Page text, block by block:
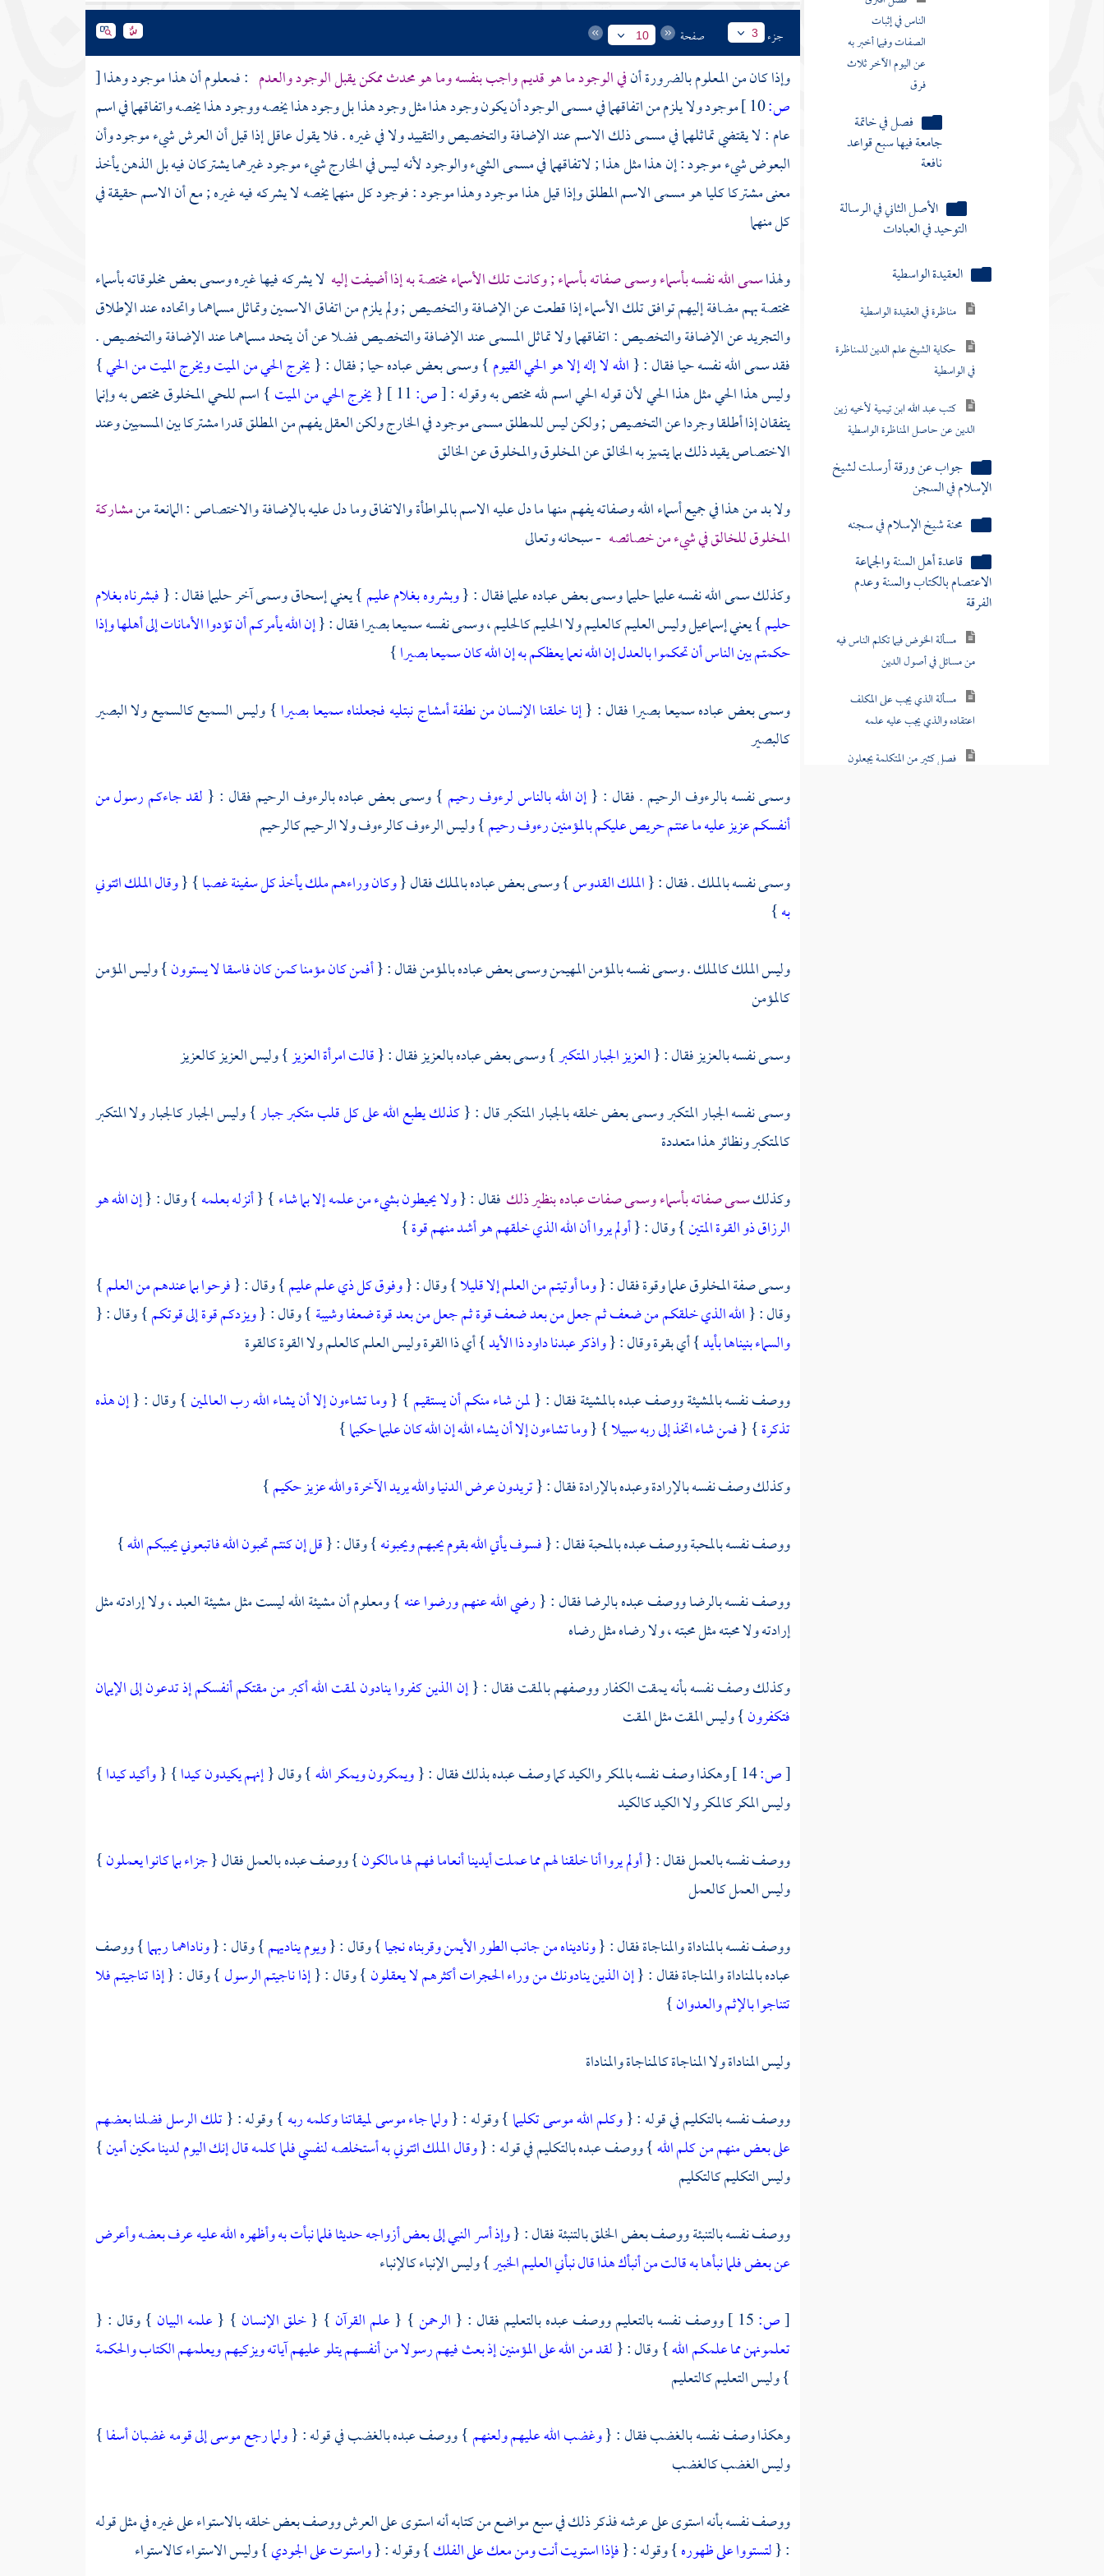
الناس في إثبات
الصفات وفيما أخبر به
عن اليوم الآخر ثلاث
فرق
فصل في خاتمة
جامعة فيها سبع قواعد
نافعة
الأصل الثاني في الرسالة
التوحيد في العبادات
العقيدة الواسطية
مناظرة في العقيدة الواسطية
حكاية الشيخ علم الدين للمناظرة
في الواسطية
كتب عبد الله ابن تيمية لأخيه زين
الدين عن حاصل المناظرة الواسطية
جواب عن ورقة أرسلت لشيخ
الإسلام في السجن
محنة شيخ الإسلام في سجنه
قاعدة أهل السنة والجماعة
الاعتصام بالكتاب والسنة وعدم
الفرقة
مسألة الخوض فيما تكلم الناس فيه
من مسائل في أصول الدين
مسألة الذي يجب على المكلف
اعتقاده والذي يجب عليه علمه
فصل كثير من المتكلمة يجعلون
العقل وحده أصل علمهم
جزء 3 صفحة 10
وإذا كان من المعلوم بالضرورة أنفي الوجود ما هو قديم واجب بنفسه وما هو محدث ممكن يقبل الوجود والعدم : فمعلوم أن هذا موجود وهذا[
ص:
موجود ولا يلزم من اتفاقهما في مسمى الوجود أن يكون وجود هذا مثل وجود هذا بل وجود هذا يخصه ووجود هذا يخصه واتفاقهما في اسم
عام : لا يقتضي تماثلهما في مسمى ذلك الاسم عند الإضافة والتخصيص والتقييد ولا في غيره . فلا يقول عاقل إذا قيل أن العرش شيء موجود وأن
البعوض شيء موجود : إن هذا مثل هذا ; لاتفاقهما في مسمى الشيء والوجود لأنه ليس في الخارج شيء موجود غيرهما يشتركان فيه بل الذهن يأخذ
معنى مشتركا كليا هو مسمى الاسم المطلق وإذا قيل هذا موجود وهذا موجود : فوجود كل منهما يخصه لا يشركه فيه غيره ; مع أن الاسم حقيقة في
كل منهما
ولهذاسمى الله نفسه بأسماء وسمى صفاته بأسماء ; وكانت تلك الأسماء مختصة به إذا أضيفت إليه لا يشركه فيها غيره وسمى بعض مخلوقاته بأسماء
مختصة بهم مضافة إليهم توافق تلك الأسماء إذا قطعت عن الإضافة والتخصيص ; ولم يلزم من اتفاق الاسمين وتماثل مسماهما واتحاده عند الإطلاق
والتجريد عن الإضافة والتخصيص : اتفاقهما ولا تماثل المسمى عند الإضافة والتخصيص فضلا عن أن يتحد مسماهما عند الإضافة والتخصيص .
فقد سمى الله نفسه حيا فقال : {الله لا إله إلا هو الحي القيوم} وسمى بعض عباده حيا ; فقال : {يخرج الحي من الميت ويخرج الميت من الحي}
وليس هذا الحي مثل هذا الحي لأن قوله الحي اسم لله مختص به وقوله :[ص: {يخرج الحي من الميت} اسم للحي المخلوق مختص به وإنما
يتفقان إذا أطلقا وجردا عن التخصيص ; ولكن ليس للمطلق مسمى موجود في الخارج ولكن العقل يفهم من المطلق قدرا مشتركا بين المسميين وعند
الاختصاص يقيد ذلك بما يتميز به الخالق عن المخلوق والمخلوق عن الخالق
ولا بد من هذا في جميع أسماء الله وصفاته يفهم منها ما دل عليه الاسم بالمواطأة والاتفاق وما دل عليه بالإضافة والاختصاص : المانعة منمشاركة
المخلوق للخالق في شيء من خصائصه - سبحانه وتعالى
وكذلك سمى الله نفسه عليما حليما وسمى بعض عباده عليما فقال : {وبشروه بغلام عليم} يعنيإسحاقوسمى آخر حليما فقال : {فبشرناه بغلام
حليم} يعنيإسماعيلوليس العليم كالعليم ولا الحليم كالحليم ، وسمى نفسه سميعا بصيرا فقال : {إن الله يأمركم أن تؤدوا الأمانات إلى أهلها وإذا
حكمتم بين الناس أن تحكموا بالعدل إن الله نعما يعظكم به إن الله كان سميعا بصيرا}
وسمى بعض عباده سميعا بصيرا فقال : {إنا خلقنا الإنسان من نطفة أمشاج نبتليه فجعلناه سميعا بصيرا} وليس السميع كالسميع ولا البصير
كالبصير
وسمى نفسه بالرءوف الرحيم . فقال : {إن الله بالناس لرءوف رحيم } وسمى بعض عباده بالرءوف الرحيم فقال : {لقد جاءكم رسول من
أنفسكم عزيز عليه ما عنتم حريص عليكم بالمؤمنين رءوف رحيم} وليس الرءوف كالرءوف ولا الرحيم كالرحيم
وسمى نفسه بالملك . فقال : {الملك القدوس} وسمى بعض عباده بالملك فقال {وكان وراءهم ملك يأخذ كل سفينة غصبا} {وقال الملك ائتوني
به}
وليس الملك كالملك . وسمى نفسه بالمؤمن المهيمن وسمى بعض عباده بالمؤمن فقال : {أفمن كان مؤمنا كمن كان فاسقا لا يستوون} وليس المؤمن
كالمؤمن
وسمى نفسه بالعزيز فقال : {العزيز الجبار المتكبر} وسمى بعض عباده بالعزيز فقال : {قالت امرأة العزيز} وليس العزيز كالعزيز
وسمى نفسه الجبار المتكبر وسمى بعض خلقه بالجبار المتكبر قال : {كذلك يطبع الله على كل قلب متكبر جبار} وليس الجبار كالجبار ولا المتكبر
كالمتكبر ونظائر هذا متعددة
وكذلكسمى صفاته بأسماء وسمى صفات عباده بنظير ذلك فقال : {ولا يحيطون بشيء من علمه إلا بما شاء} {أنزله بعلمه} وقال : {إن الله هو
الرزاق ذو القوة المتين} وقال : {أولم يروا أن الله الذي خلقهم هو أشد منهم قوة}
وسمى صفة المخلوق علما وقوة فقال : {وما أوتيتم من العلم إلا قليلا} وقال : {وفوق كل ذي علم عليم} وقال : {فرحوا بما عندهم من العلم}
وقال : {الله الذي خلقكم من ضعف ثم جعل من بعد ضعف قوة ثم جعل من بعد قوة ضعفا وشيبة} وقال : {ويزدكم قوة إلى قوتكم} وقال : {
والسماء بنيناها بأيد} أي بقوة وقال : {واذكر عبدنا داود ذا الأيد} أي ذا القوة وليس العلم كالعلم ولا القوة كالقوة
ووصف نفسه بالمشيئة ووصف عبده بالمشيئة فقال : {لمن شاء منكم أن يستقيم} {وما تشاءون إلا أن يشاء الله رب العالمين} وقال : {إن هذه
تذكرة} {فمن شاء اتخذ إلى ربه سبيلا} {وما تشاءون إلا أن يشاء الله إن الله كان عليما حكيما}
وكذلك وصف نفسه بالإرادة وعبده بالإرادة فقال : {تريدون عرض الدنيا والله يريد الآخرة والله عزيز حكيم}
ووصف نفسه بالمحبة ووصف عبده بالمحبة فقال : {فسوف يأتي الله بقوم يحبهم ويحبونه} وقال : {قل إن كنتم تحبون الله فاتبعوني يحببكم الله}
ووصف نفسه بالرضا ووصف عبده بالرضا فقال : {رضي الله عنهم ورضوا عنه} ومعلوم أن مشيئة الله ليست مثل مشيئة العبد ، ولا إرادته مثل
إرادته ولا محبته مثل محبته ، ولا رضاه مثل رضاه
وكذلك وصف نفسه بأنه يمقت الكفار ووصفهم بالمقت فقال : {إن الذين كفروا ينادون لمقت الله أكبر من مقتكم أنفسكم إذ تدعون إلى الإيمان
فتكفرون} وليس المقت مثل المقت
[ص:14 ] وهكذا وصف نفسه بالمكر والكيد كما وصف عبده بذلك فقال : {ويمكرون ويمكر الله} وقال {إنهم يكيدون كيدا} {وأكيد كيدا}
وليس المكر كالمكر ولا الكيد كالكيد
ووصف نفسه بالعمل فقال : {أولم يروا أنا خلقنا لهم مما عملت أيدينا أنعاما فهم لها مالكون} ووصف عبده بالعمل فقال {جزاء بما كانوا يعملون}
وليس العمل كالعمل
ووصف نفسه بالمناداة والمناجاة فقال : {وناديناه من جانب الطور الأيمن وقربناه نجيا} وقال : {ويوم يناديهم} وقال : {وناداهما ربهما} ووصف
عباده بالمناداة والمناجاة فقال : {إن الذين ينادونك من وراء الحجرات أكثرهم لا يعقلون} وقال : {إذا ناجيتم الرسول} وقال : {إذا تناجيتم فلا
تتناجوا بالإثم والعدوان}
وليس المناداة ولا المناجاة كالمناجاة والمناداة
ووصف نفسه بالتكليم في قوله : {وكلم الله موسى تكليما} وقوله : {ولما جاء موسى لميقاتنا وكلمه ربه} وقوله : {تلك الرسل فضلنا بعضهم
على بعض منهم من كلم الله} ووصف عبده بالتكليم في قوله : {وقال الملك ائتوني به أستخلصه لنفسي فلما كلمه قال إنك اليوم لدينا مكين أمين}
وليس التكليم كالتكليم
ووصف نفسه بالتنبئة ووصف بعض الخلق بالتنبئة فقال : {وإذ أسر النبي إلى بعض أزواجه حديثا فلما نبأت به وأظهره الله عليه عرف بعضه وأعرض
عن بعض فلما نبأها به قالت من أنبأك هذا قال نبأني العليم الخبير} وليس الإنباء كالإنباء
[ص: ووصف نفسه بالتعليم ووصف عبده بالتعليم فقال : {الرحمن} {علم القرآن } {خلق الإنسان } {علمه البيان } وقال : {
تعلمونهن مما علمكم الله} وقال : {لقد من الله على المؤمنين إذ بعث فيهم رسولا من أنفسهم يتلو عليهم آياته ويزكيهم ويعلمهم الكتاب والحكمة
} وليس التعليم كالتعليم
وهكذا وصف نفسه بالغضب فقال : {وغضب الله عليهم ولعنهم} ووصف عبده بالغضب في قوله : {ولما رجع موسى إلى قومه غضبان أسفا}
وليس الغضب كالغضب
ووصف نفسه بأنه استوى على عرشه فذكر ذلك في سبع مواضع من كتابه أنه استوى على العرش ووصف بعض خلقه بالاستواء على غيره في مثل قوله
: {لتستووا على ظهوره} وقوله : {فإذا استويت أنت ومن معك على الفلك} وقوله : {واستوت على الجودي} وليس الاستواء كالاستواء